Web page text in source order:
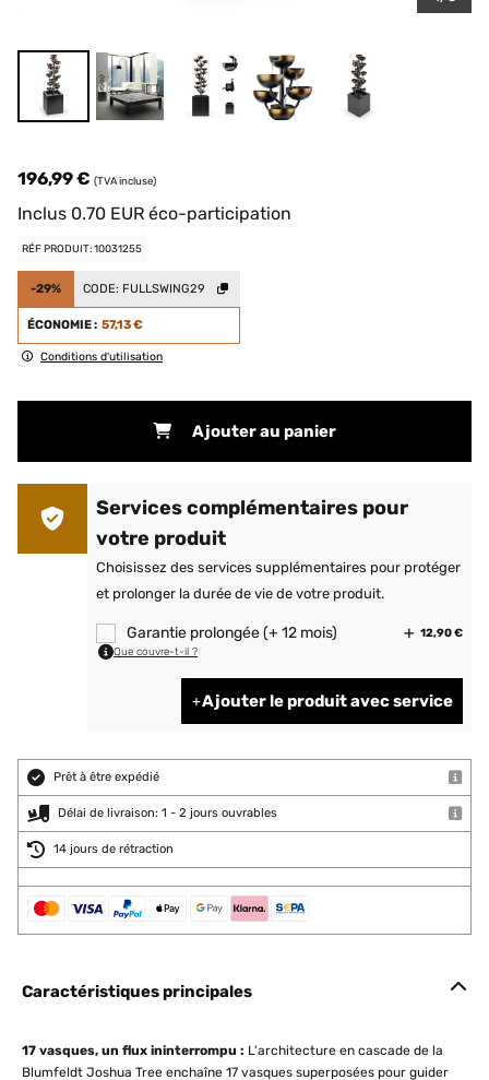
196,99 € (TVA incluse)
Inclus 0.70 EUR éco-participation
RÉF PRODUIT: 10031255
-29% CODE: FULLSWING29
ÉCONOMIE : 57,13 €
Conditions d'utilisation
Ajouter au panier
Services complémentaires pour
votre produit
Choisissez des services supplémentaires pour protéger
et prolonger la durée de vie de votre produit.
Garantie prolongée (+ 12 mois) 12,90 €
Que couvre-t-il ?
Ajouter le produit avec service
Prêt à être expédié
Délai de livraison: 1 - 2 jours ouvrables
14 jours de rétraction
Caractéristiques principales
17 vasques, un flux ininterrompu : L'architecture en cascade de la
Blumfeldt Joshua Tree enchaîne 17 vasques superposées pour guider